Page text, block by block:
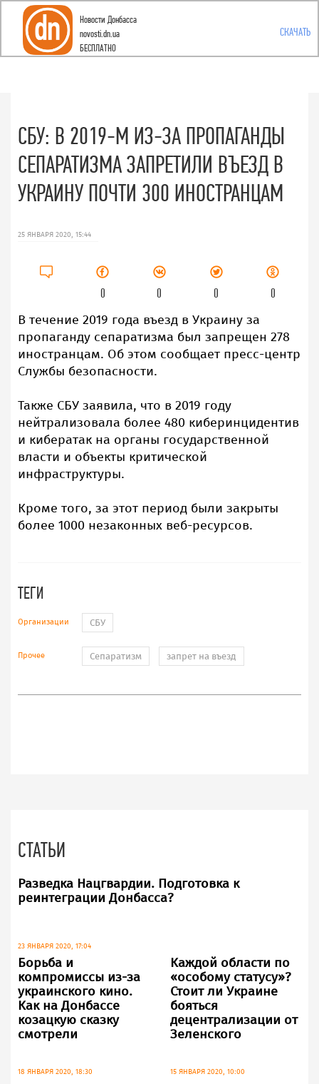
Новости Донбасса
novosti.dn.ua
БЕСПЛАТНО
СКАЧАТЬ
Toggle
СБУ: В 2019-М ИЗ-ЗА ПРОПАГАНДЫ
СЕПАРАТИЗМА ЗАПРЕТИЛИ ВЪЕЗД В
УКРАИНУ ПОЧТИ 300 ИНОСТРАНЦАМ
25 ЯНВАРЯ 2020, 15:44
0 0 0 0
В течение 2019 года въезд в Украину за
пропаганду сепаратизма был запрещен 278
иностранцам. Об этом сообщает пресс-центр
Службы безопасности.
Также СБУ заявила, что в 2019 году
нейтрализовала более 480 киберинцидентив
и кибератак на органы государственной
власти и объекты критической
инфраструктуры.
Кроме того, за этот период были закрыты
более 1000 незаконных веб-ресурсов.
ТЕГИ
Организации СБУ
Прочее Сепаратизм запрет на въезд
СТАТЬИ
Разведка Нацгвардии. Подготовка к
реинтеграции Донбасса?
23 ЯНВАРЯ 2020, 17:04
Борьба и
компромиссы из-за
украинского кино.
Как на Донбассе
козацкую сказку
смотрели
18 ЯНВАРЯ 2020, 18:30
Каждой области по
«особому статусу»?
Стоит ли Украине
бояться
децентрализации от
Зеленского
15 ЯНВАРЯ 2020, 10:00